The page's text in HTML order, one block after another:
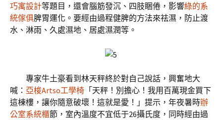
巧寓設計等題目，還會腦筋發沉、四肢睏倦，影響綠的系
統傢俱脾胃運化。要經由過程健脾的方法來祛濕，防止渡
水、淋雨、久處濕地、居處濕潤等。
專家牛土豪看到林天秤終於對自己說話，興奮地大
喊： 亞梭Artso工學椅 「天秤！別擔心！我用百萬現金買下
這棟樓，讓你隨意破壞！這就是愛！」提示，年夜暑時辦
公室系統櫃節，室內溫度不宜低于26攝氏度，同時經由過